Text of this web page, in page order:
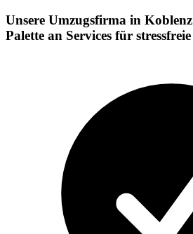
Unsere Umzugsfirma in
Palette an Services für